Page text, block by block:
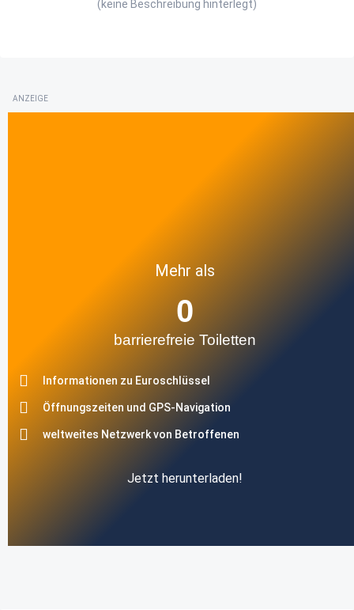
(keine Beschreibung hinterlegt)
ANZEIGE
Mehr als
barrierefreie Toiletten
0
Informationen zu Euroschlüssel
Öffnungszeiten und GPS-Navigation
weltweites Netzwerk von Betroffenen
Jetzt herunterladen!